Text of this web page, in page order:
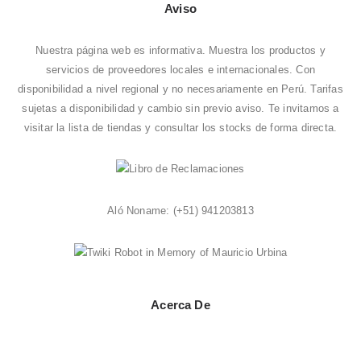
Aviso
Nuestra página web es informativa. Muestra los productos y
servicios de proveedores locales e internacionales. Con
disponibilidad a nivel regional y no necesariamente en Perú. Tarifas
sujetas a disponibilidad y cambio sin previo aviso. Te invitamos a
visitar la lista de tiendas y consultar los stocks de forma directa.
Aló Noname: (+51) 941203813
Acerca De